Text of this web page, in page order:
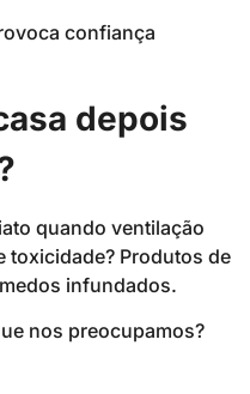
confiança
depois
quando ventilação
toxicidade? Produtos de
infundados.
nos preocupamos?